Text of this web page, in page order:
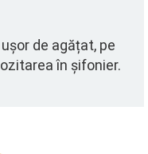
de agățat, pe
în șifonier.